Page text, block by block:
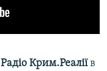
Радіо Крим.Реаліїв